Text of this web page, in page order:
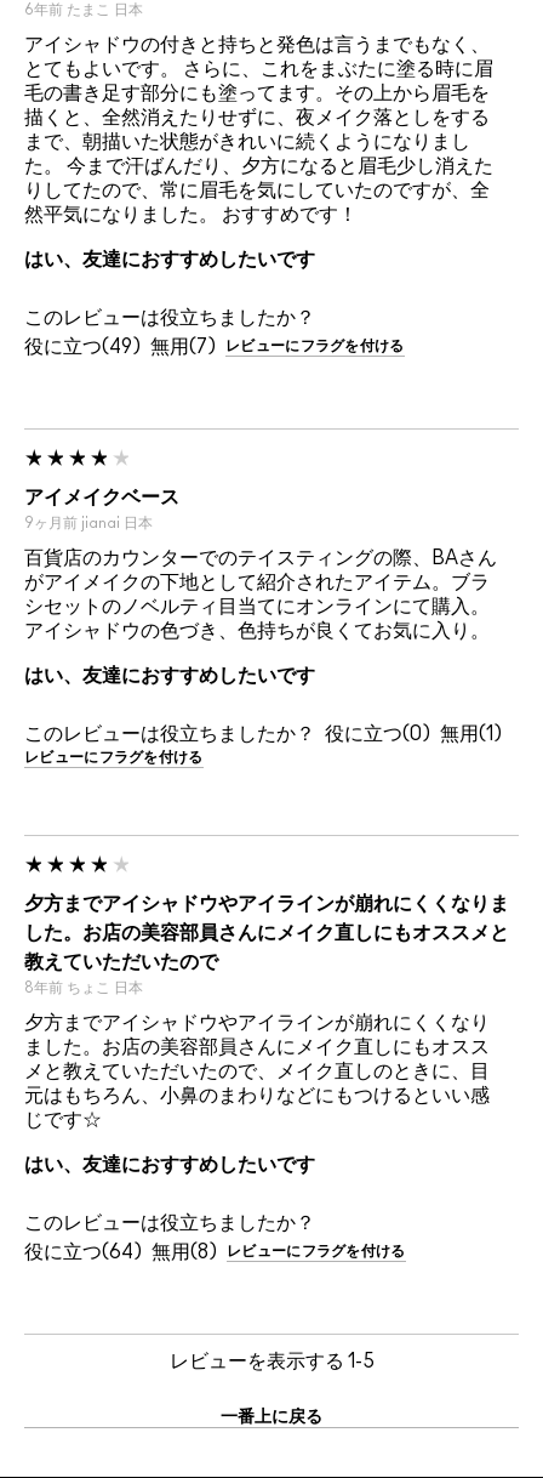
6年前 たまこ 日本
アイシャドウの付きと持ちと発色は言うまでもなく、
とてもよいです。 さらに、これをまぶたに塗る時に眉
毛の書き足す部分にも塗ってます。その上から眉毛を
描くと、全然消えたりせずに、夜メイク落としをする
まで、朝描いた状態がきれいに続くようになりまし
た。 今まで汗ばんだり、夕方になると眉毛少し消えた
りしてたので、常に眉毛を気にしていたのですが、全
然平気になりました。 おすすめです！
はい、友達におすすめしたいです
このレビューは役立ちましたか？
49
7 レビューにフラグを付ける
アイメイクベース
9ヶ月前 jianai 日本
百貨店のカウンターでのテイスティングの際、BAさん
がアイメイクの下地として紹介されたアイテム。ブラ
シセットのノベルティ目当てにオンラインにて購入。
アイシャドウの色づき、色持ちが良くてお気に入り。
はい、友達におすすめしたいです
このレビューは役立ちましたか？ 0 1
レビューにフラグを付ける
夕方までアイシャドウやアイラインが崩れにくくなりま
した。お店の美容部員さんにメイク直しにもオススメと
教えていただいたので
8年前 ちょこ 日本
夕方までアイシャドウやアイラインが崩れにくくなり
ました。お店の美容部員さんにメイク直しにもオスス
メと教えていただいたので、メイク直しのときに、目
元はもちろん、小鼻のまわりなどにもつけるといい感
じです☆
はい、友達におすすめしたいです
このレビューは役立ちましたか？
64
8 レビューにフラグを付ける
レビューを表示する 1-5
一番上に戻る